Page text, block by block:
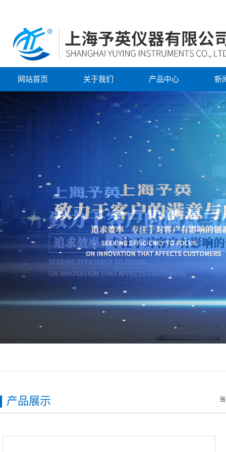
网站首页 关于我们 产品中心 新
产品展示